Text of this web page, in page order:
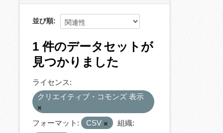
並び順
1 件のデータセットが
見つかりました
ライセンス:
クリエイティブ・コモンズ 表示
フォーマット: CSV
組織: